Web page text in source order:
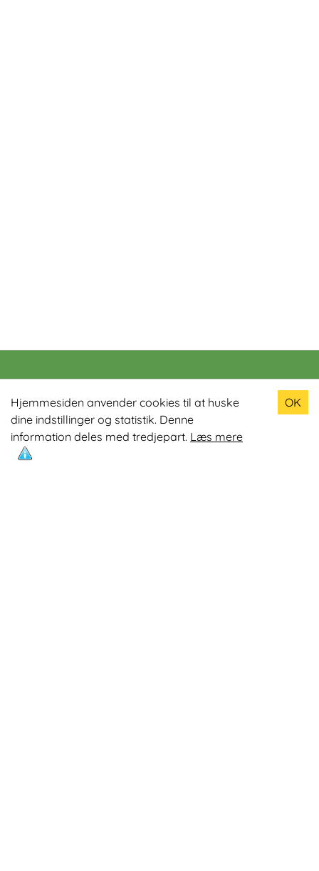
Hjemmesiden anvender cookies til at huske
dine indstillinger og statistik. Denne
information deles med tredjepart. Læs mere
OK
Populære produkter
Odin R900 Romaskine
Odin S900 Spinningcykel